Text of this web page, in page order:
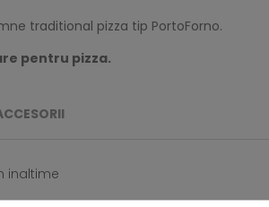
traditional pizza tip PortoForno.
pentru pizza.
inaltime